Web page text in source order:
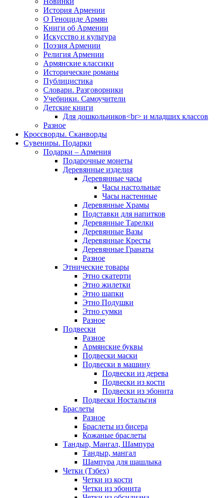
История Армении
О Геноциде Армян
Книги об Армении
Иcкусство и культура
Поэзия Армении
Религия Армении
Армянские классики
Исторические романы
Публицистика
Словари. Разговорники
Учебники. Самоучители
Детские книги
Для дошкольников<br> и младших классов
Разное
Кроссворды. Сканворды
Сувениры. Подарки
Подарки – Армения
Подарочные монеты
Деревянные изделия
Деревянные часы
Часы настольные
Часы настенные
Деревянные Храмы
Подставки для напитков
Деревянные Тарелки
Деревянные Вазы
Деревянные Кресты
Деревянные Гранаты
Разное
Этнические товары
Этно скатерти
Этно жилетки
Этно шапки
Этно Подушки
Этно сумки
Разное
Подвески
Разное
Армянские буквы
Подвески маски
Подвески в машину
Подвески из дерева
Подвески из кости
Подвески из эбонита
Подвески Ностальгия
Браслеты
Разное
Браслеты из бисера
Кожаные браслеты
Тандыр, Мангал, Шампура
Тандыр, мангал
Шампура для шашлыка
Четки (Тзбех)
Четки из кости
Четки из эбонита